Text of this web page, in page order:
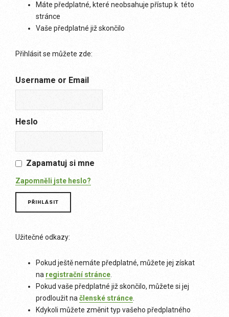
Máte předplatné, které neobsahuje přístup k této
stránce
Vaše předplatné již skončilo
Přihlásit se můžete zde:
Username or Email
Heslo
Zapamatuj si mne
Zapomněli jste heslo?
Užitečné odkazy:
Pokud ještě nemáte předplatné, můžete jej získat
na registrační stránce
Pokud vaše předplatné již skončilo, můžete si jej
prodloužit na členské stránce
Kdykoli můžete změnit typ vašeho předplatného